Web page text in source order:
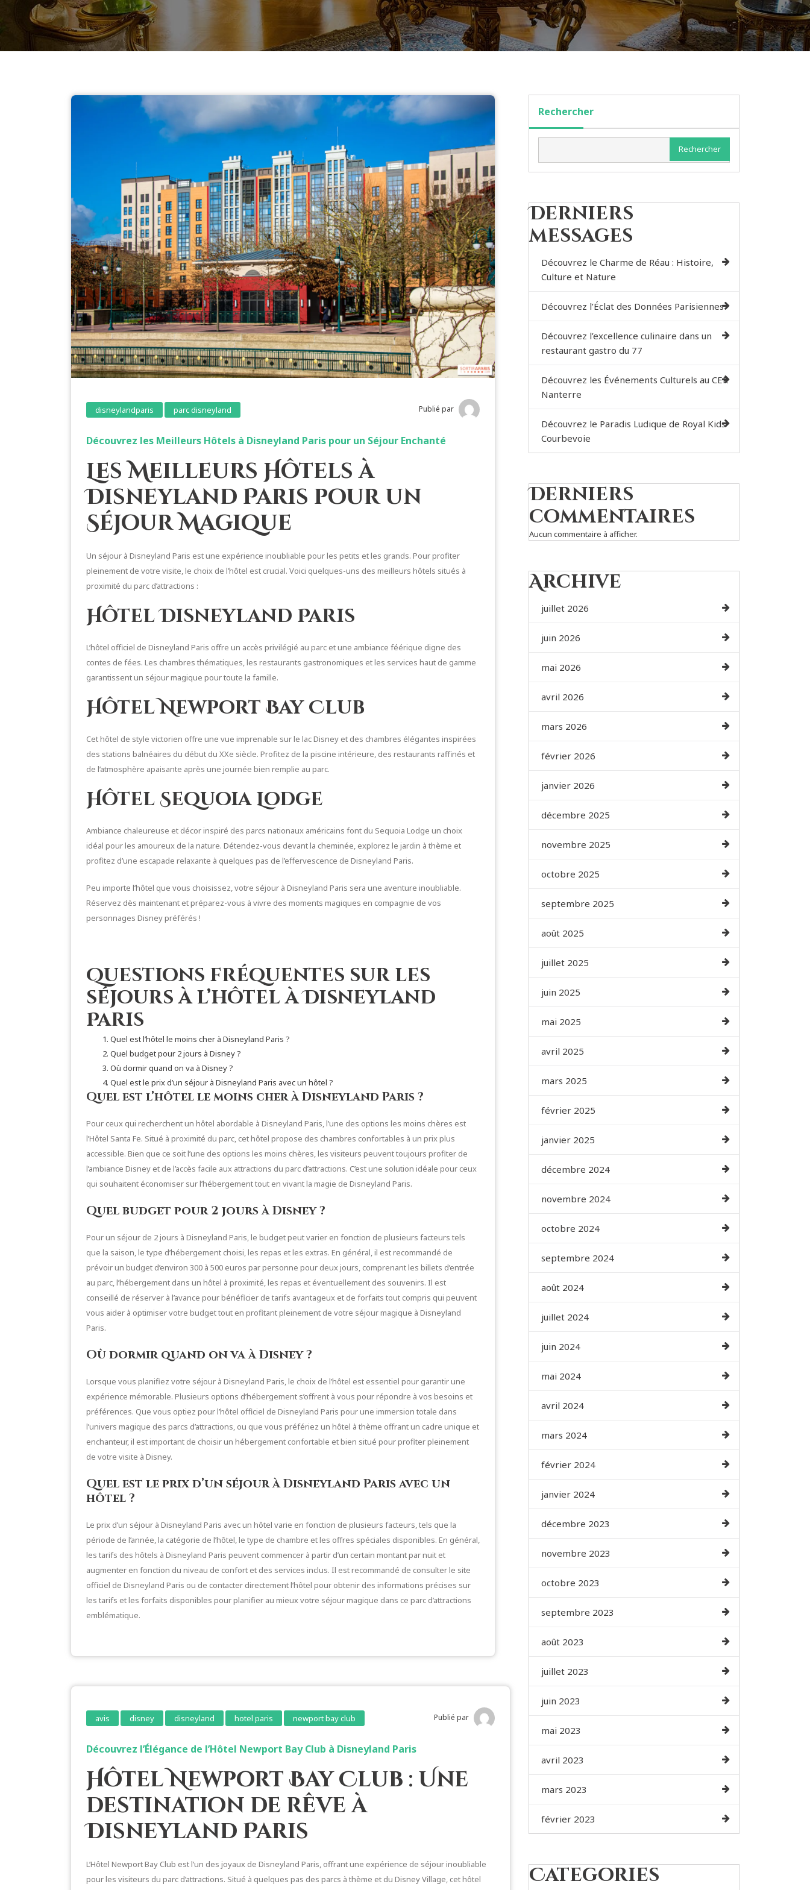
disneylandparis parc disneyland Publié par
Découvrez les Meilleurs Hôtels à Disneyland Paris pour un Séjour Enchanté
Les Meilleurs Hôtels à
Disneyland Paris pour un
Séjour Magique
Un séjour à Disneyland Paris est une expérience inoubliable pour les petits et les grands. Pour profiter
pleinement de votre visite, le choix de l’hôtel est crucial. Voici quelques-uns des meilleurs hôtels situés à
proximité du parc d’attractions :
Hôtel Disneyland Paris
L’hôtel officiel de Disneyland Paris offre un accès privilégié au parc et une ambiance féérique digne des
contes de fées. Les chambres thématiques, les restaurants gastronomiques et les services haut de gamme
garantissent un séjour magique pour toute la famille.
Hôtel Newport Bay Club
Cet hôtel de style victorien offre une vue imprenable sur le lac Disney et des chambres élégantes inspirées
des stations balnéaires du début du XXe siècle. Profitez de la piscine intérieure, des restaurants raffinés et
de l’atmosphère apaisante après une journée bien remplie au parc.
Hôtel Sequoia Lodge
Ambiance chaleureuse et décor inspiré des parcs nationaux américains font du Sequoia Lodge un choix
idéal pour les amoureux de la nature. Détendez-vous devant la cheminée, explorez le jardin à thème et
profitez d’une escapade relaxante à quelques pas de l’effervescence de Disneyland Paris.
Peu importe l’hôtel que vous choisissez, votre séjour à Disneyland Paris sera une aventure inoubliable.
Réservez dès maintenant et préparez-vous à vivre des moments magiques en compagnie de vos
personnages Disney préférés !
Questions fréquentes sur les
séjours à l’hôtel à Disneyland
Paris
Quel est l’hôtel le moins cher à Disneyland Paris ?
Quel budget pour 2 jours à Disney ?
Où dormir quand on va à Disney ?
Quel est le prix d’un séjour à Disneyland Paris avec un hôtel ?
Quel est l’hôtel le moins cher à Disneyland Paris ?
Pour ceux qui recherchent un hôtel abordable à Disneyland Paris, l’une des options les moins chères est
l’Hôtel Santa Fe. Situé à proximité du parc, cet hôtel propose des chambres confortables à un prix plus
accessible. Bien que ce soit l’une des options les moins chères, les visiteurs peuvent toujours profiter de
l’ambiance Disney et de l’accès facile aux attractions du parc d’attractions. C’est une solution idéale pour ceux
qui souhaitent économiser sur l’hébergement tout en vivant la magie de Disneyland Paris.
Quel budget pour 2 jours à Disney ?
Pour un séjour de 2 jours à Disneyland Paris, le budget peut varier en fonction de plusieurs facteurs tels
que la saison, le type d’hébergement choisi, les repas et les extras. En général, il est recommandé de
prévoir un budget d’environ 300 à 500 euros par personne pour deux jours, comprenant les billets d’entrée
au parc, l’hébergement dans un hôtel à proximité, les repas et éventuellement des souvenirs. Il est
conseillé de réserver à l’avance pour bénéficier de tarifs avantageux et de forfaits tout compris qui peuvent
vous aider à optimiser votre budget tout en profitant pleinement de votre séjour magique à Disneyland
Paris.
Où dormir quand on va à Disney ?
Lorsque vous planifiez votre séjour à Disneyland Paris, le choix de l’hôtel est essentiel pour garantir une
expérience mémorable. Plusieurs options d’hébergement s’offrent à vous pour répondre à vos besoins et
préférences. Que vous optiez pour l’hôtel officiel de Disneyland Paris pour une immersion totale dans
l’univers magique des parcs d’attractions, ou que vous préfériez un hôtel à thème offrant un cadre unique et
enchanteur, il est important de choisir un hébergement confortable et bien situé pour profiter pleinement
de votre visite à Disney.
Quel est le prix d’un séjour à Disneyland Paris avec un
hôtel ?
Le prix d’un séjour à Disneyland Paris avec un hôtel varie en fonction de plusieurs facteurs, tels que la
période de l’année, la catégorie de l’hôtel, le type de chambre et les offres spéciales disponibles. En général,
les tarifs des hôtels à Disneyland Paris peuvent commencer à partir d’un certain montant par nuit et
augmenter en fonction du niveau de confort et des services inclus. Il est recommandé de consulter le site
officiel de Disneyland Paris ou de contacter directement l’hôtel pour obtenir des informations précises sur
les tarifs et les forfaits disponibles pour planifier au mieux votre séjour magique dans ce parc d’attractions
emblématique.
avis disney disneyland hotel paris newport bay club Publié par
Découvrez l’Élégance de l’Hôtel Newport Bay Club à Disneyland Paris
Hôtel Newport Bay Club : Une
destination de rêve à
Disneyland Paris
L’Hôtel Newport Bay Club est l’un des joyaux de Disneyland Paris, offrant une expérience de séjour inoubliable
pour les visiteurs du parc d’attractions. Situé à quelques pas des parcs à thème et du Disney Village, cet hôtel
Rechercher
Rechercher
Derniers
messages
Découvrez le Charme de Réau : Histoire,
Culture et Nature
Découvrez l’Éclat des Données Parisiennes
Découvrez l’excellence culinaire dans un
restaurant gastro du 77
Découvrez les Événements Culturels au CER
Nanterre
Découvrez le Paradis Ludique de Royal Kids
Courbevoie
Derniers
commentaires
Aucun commentaire à afficher.
Archive
juillet 2026
juin 2026
mai 2026
avril 2026
mars 2026
février 2026
janvier 2026
décembre 2025
novembre 2025
octobre 2025
septembre 2025
août 2025
juillet 2025
juin 2025
mai 2025
avril 2025
mars 2025
février 2025
janvier 2025
décembre 2024
novembre 2024
octobre 2024
septembre 2024
août 2024
juillet 2024
juin 2024
mai 2024
avril 2024
mars 2024
février 2024
janvier 2024
décembre 2023
novembre 2023
octobre 2023
septembre 2023
août 2023
juillet 2023
juin 2023
mai 2023
avril 2023
mars 2023
février 2023
Categories